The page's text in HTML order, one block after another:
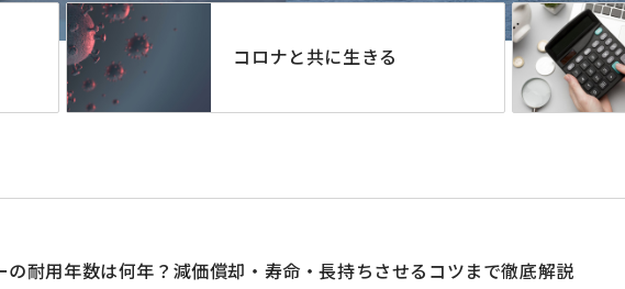
コロナと共に生きる
の耐用年数は何年？減価償却・寿命・長持ちさせるコツまで徹底解説